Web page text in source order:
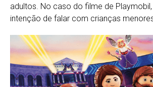
adultos. No caso do filme de
intenção de falar com crianças